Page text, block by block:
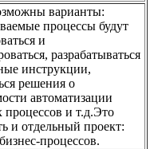
варианты:
процессы будут
и
разрабатываться
инструкции,
решения о
автоматизации
процессов и т.д.Это
и отдельный проект:
процессов.